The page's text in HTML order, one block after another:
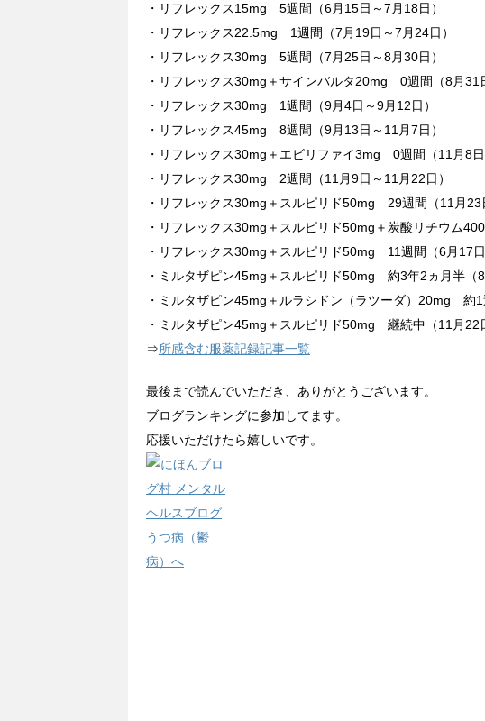
・リフレックス15mg 5週間（6月15日～7月18日）
・リフレックス22.5mg 1週間（7月19日～7月24日）
・リフレックス30mg 5週間（7月25日～8月30日）
・リフレックス30mg＋サインバルタ20mg 0週間（8月31
・リフレックス30mg 1週間（9月4日～9月12日）
・リフレックス45mg 8週間（9月13日～11月7日）
・リフレックス30mg＋エビリファイ3mg 0週間（11月8日
・リフレックス30mg 2週間（11月9日～11月22日）
・リフレックス30mg＋スルピリド50mg 29週間（11月23
・リフレックス30mg＋スルピリド50mg＋炭酸リチウム
・リフレックス30mg＋スルピリド50mg 11週間（6月17日
・ミルタザピン45mg＋スルピリド50mg 約3年2ヵ月半（
・ミルタザピン45mg＋ルラシドン（ラツーダ）20mg 約1
・ミルタザピン45mg＋スルピリド50mg 継続中（11月22
⇒所感含む服薬記録記事一覧
最後まで読んでいただき、ありがとうございます。
ブログランキングに参加してます。
応援いただけたら嬉しいです。